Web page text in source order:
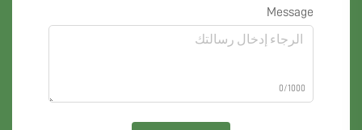
Message
0/1000